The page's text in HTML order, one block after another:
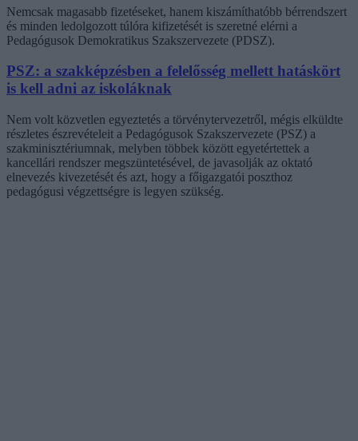
Nemcsak magasabb fizetéseket, hanem kiszámíthatóbb bérrendszert
és minden ledolgozott túlóra kifizetését is szeretné elérni a
Pedagógusok Demokratikus Szakszervezete (PDSZ).
PSZ: a szakképzésben a felelősség mellett hatáskört
is kell adni az iskoláknak
Nem volt közvetlen egyeztetés a törvénytervezetről, mégis elküldte
részletes észrevételeit a Pedagógusok Szakszervezete (PSZ) a
szakminisztériumnak, melyben többek között egyetértettek a
kancellári rendszer megszüntetésével, de javasolják az oktató
elnevezés kivezetését és azt, hogy a főigazgatói poszthoz
pedagógusi végzettségre is legyen szükség.